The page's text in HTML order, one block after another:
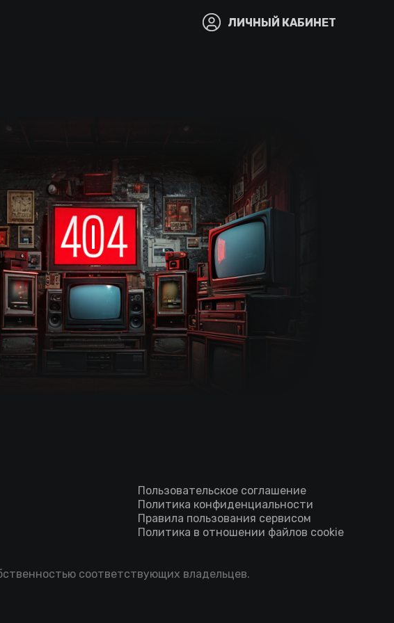
ЛИЧНЫЙ КАБИНЕТ
Пользовательское соглашение
Политика конфиденциальности
Правила пользования сервисом
Политика в отношении файлов cookie
соответствующих владельцев.